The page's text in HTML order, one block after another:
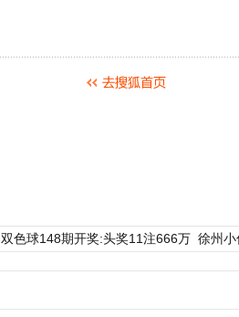
双色球148期开奖:头奖11注666万 徐州